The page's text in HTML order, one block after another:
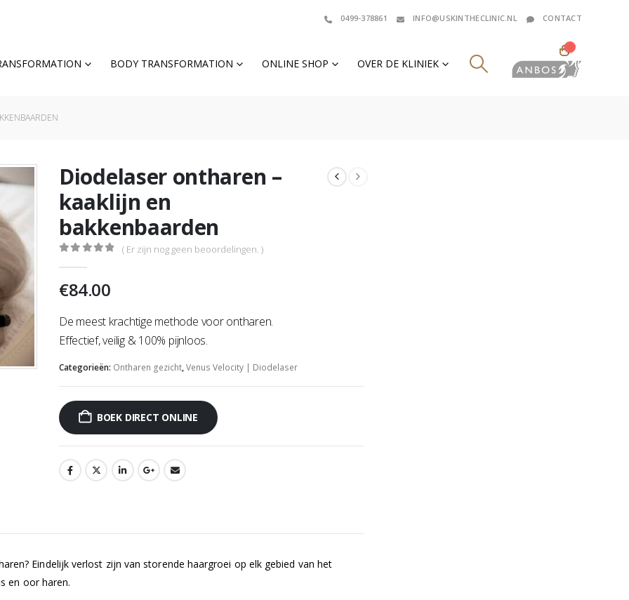
0499-378861 INFO@USKINTHECLINIC.NL CONTACT
BODY TRANSFORMATION ONLINE SHOP OVER DE KLINIEK
0
Diodelaser ontharen –
kaaklijn en
bakkenbaarden
( Er zijn nog geen beoordelingen. )
€84.00
De meest krachtige methode voor ontharen.
Effectief, veilig & 100% pijnloos.
Categorieën: Ontharen gezicht,Venus Velocity | Diodelaser
BOEK DIRECT ONLINE
Eindelijk verlost zijn van storende haargroei op elk gebied van het
en oor haren.